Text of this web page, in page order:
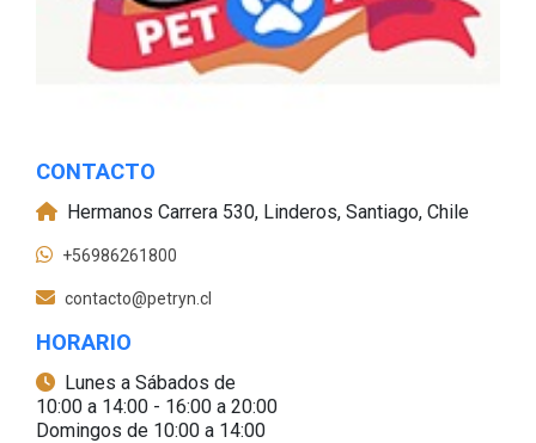
CONTACTO
Hermanos Carrera 530, Linderos, Santiago, Chile
+56986261800
contacto@petryn.cl
HORARIO
Lunes a Sábados de
10:00 a 14:00 - 16:00 a 20:00
Domingos de 10:00 a 14:00